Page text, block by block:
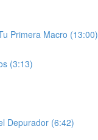
Primera Macro (13:00)
(3:13)
Depurador (6:42)